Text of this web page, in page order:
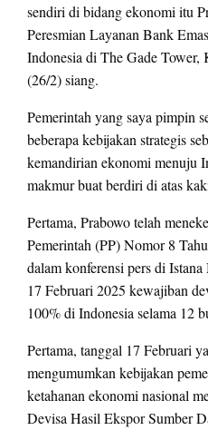
sendiri di bidang ekonomi itu
Peresmian Layanan Bank
Indonesia di The Gade Tower,
(26/2) siang.
Pemerintah yang saya pimpin
beberapa kebijakan strategis
kemandirian ekonomi menuju
makmur buat berdiri di atas
Pertama, Prabowo telah
Pemerintah (PP) Nomor 8
dalam konferensi pers di
17 Februari 2025 kewajiban
100% di Indonesia selama 12
Pertama, tanggal 17 Februari
mengumumkan kebijakan
ketahanan ekonomi nasional
Devisa Hasil Ekspor Sumber